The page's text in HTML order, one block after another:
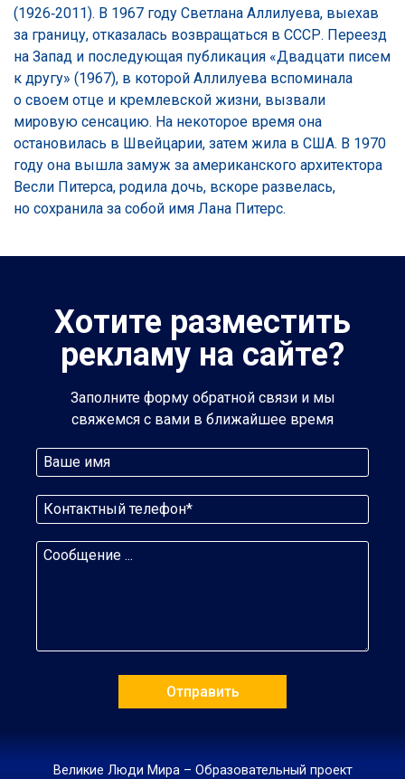
(1926‑2011). В 1967 году Светлана Аллилуева, выехав
за границу, отказалась возвращаться в СССР. Переезд
на Запад и последующая публикация «Двадцати писем
к другу» (1967), в которой Аллилуева вспоминала
о своем отце и кремлевской жизни, вызвали
мировую сенсацию. На некоторое время она
остановилась в Швейцарии, затем жила в США. В 1970
году она вышла замуж за американского архитектора
Весли Питерса, родила дочь, вскоре развелась,
но сохранила за собой имя Лана Питерс.
Хотите разместить
рекламу на сайте?
Заполните форму обратной связи и мы
свяжемся с вами в ближайшее время
Великие Люди Мира – Образовательный проект